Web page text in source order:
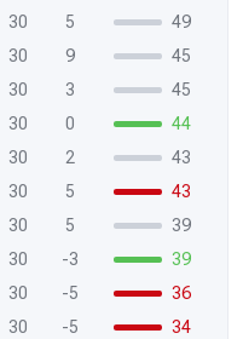
30 5
49
30 9
45
30 3
45
30 0
44
30 2
43
30 5
43
30 5
39
30 -3
39
30 -5
36
30 -5
34